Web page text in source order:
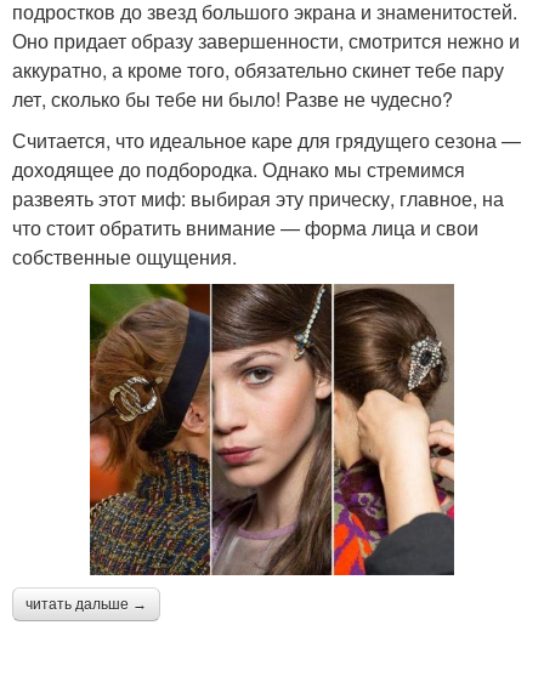
подростков до звезд большого экрана и знаменитостей.
Оно придает образу завершенности, смотрится нежно и
аккуратно, а кроме того, обязательно скинет тебе пару
лет, сколько бы тебе ни было! Разве не чудесно?
Считается, что идеальное каре для грядущего сезона —
доходящее до подбородка. Однако мы стремимся
развеять этот миф: выбирая эту прическу, главное, на
что стоит обратить внимание — форма лица и свои
собственные ощущения.
читать дальше →